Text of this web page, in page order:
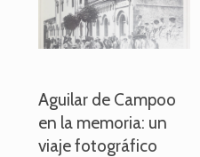
Aguilar de Campoo
en la memoria: un
viaje fotográfico